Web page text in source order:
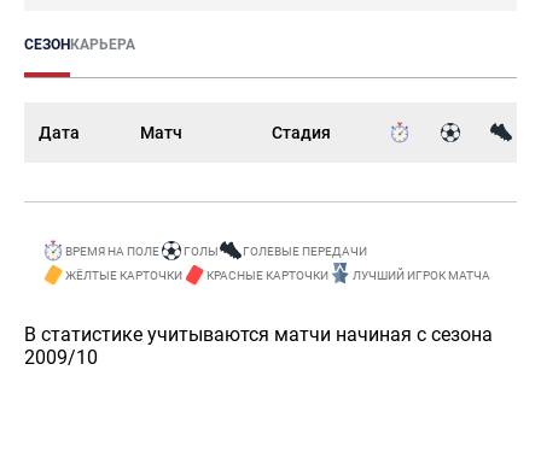
СЕЗОНКАРЬЕРА
Дата Матч Стадия
ВРЕМЯ НА ПОЛЕ ГОЛЫ
ГОЛЕВЫЕ ПЕРЕДАЧИ
ЖЁЛТЫЕ КАРТОЧКИ
КРАСНЫЕ КАРТОЧКИ ЛУЧШИЙ ИГРОК МАТЧА
В статистике учитываются матчи начиная с сезона
2009/10